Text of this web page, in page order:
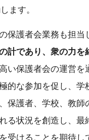
ます。
保護者会業務も担当
計であり、衆の力
い保護者会の運営を
的な参加を促し、学
保護者、学校、教師
る状況を創造し、最
受けることを期待し